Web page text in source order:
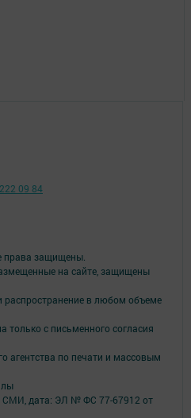
права защищены.
на сайте, защищены
распространение в любом объеме
только с письменного согласия
агентства по печати и массовым
СМИ, дата: ЭЛ № ФС 77-67912 от
09 84